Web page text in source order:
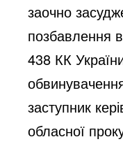
заочно
позбавлення
438 КК
заступник
обласної